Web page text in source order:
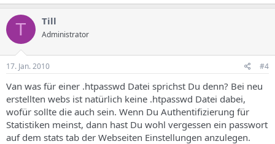
T Till
Administrator
17. Jan. 2010 #4
Van was für einer .htpasswd Datei sprichst Du denn? Bei neu
erstellten webs ist natürlich keine .htpasswd Datei dabei,
wofür sollte die auch sein. Wenn Du Authentifizierung für
Statistiken meinst, dann hast Du wohl vergessen ein passwort
auf dem stats tab der Webseiten Einstellungen anzulegen.